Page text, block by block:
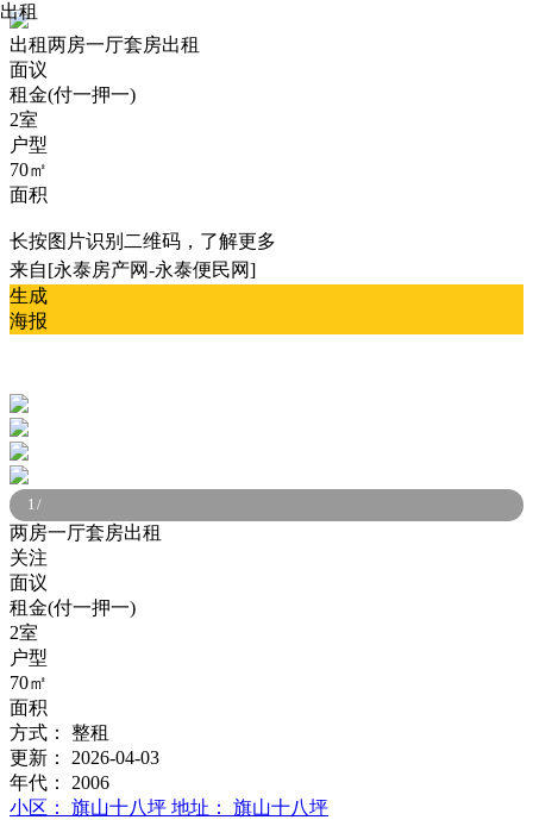
出租两房一厅套房出租
面议
租金(付一押一)
2室
户型
70㎡
面积
长按图片识别二维码，了解更多
来自[永泰房产网-永泰便民网]
生成
海报
出租
1/
两房一厅套房出租
关注
面议
租金(付一押一)
2室
户型
70㎡
面积
方式：
整租
更新：
2026-04-03
年代：
2006
小区：
旗山十八坪 地址：
旗山十八坪